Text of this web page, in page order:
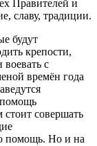
Правителей и
славу, традиции.
будут
крепости,
воевать с
времён года
совершать
помощь. Но и на